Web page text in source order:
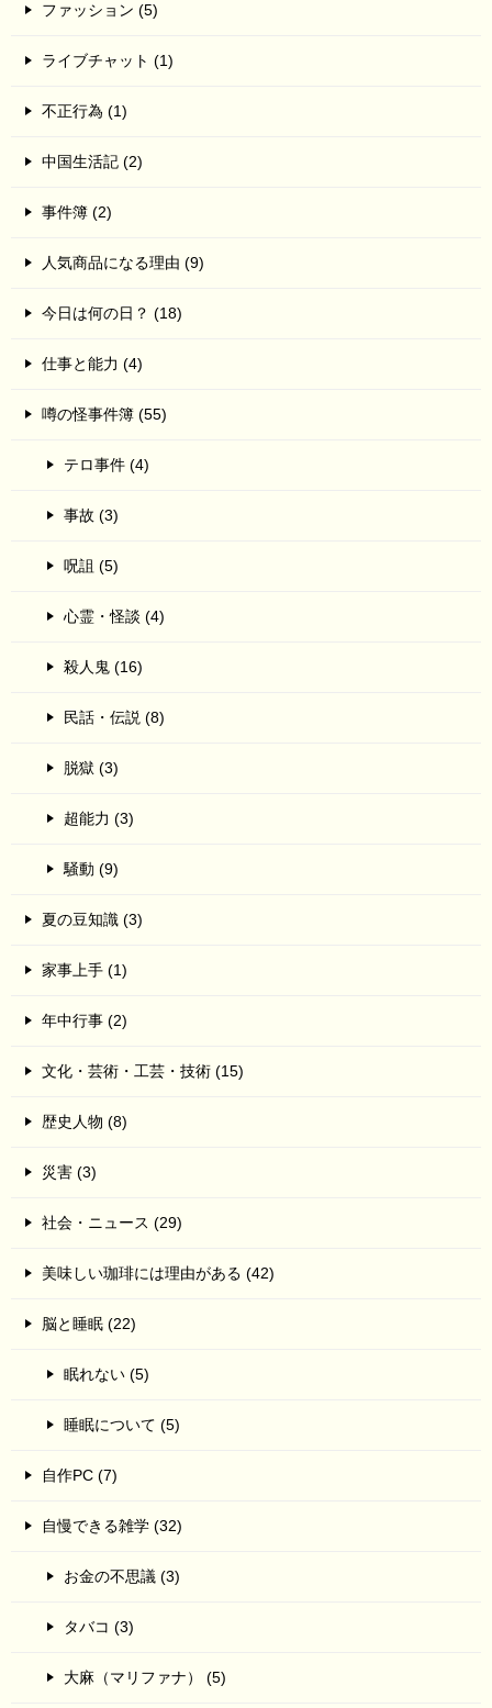
ファッション (5)
ライブチャット (1)
不正行為 (1)
中国生活記 (2)
事件簿 (2)
人気商品になる理由 (9)
今日は何の日？ (18)
仕事と能力 (4)
噂の怪事件簿 (55)
テロ事件 (4)
事故 (3)
呪詛 (5)
心霊・怪談 (4)
殺人鬼 (16)
民話・伝説 (8)
脱獄 (3)
超能力 (3)
騒動 (9)
夏の豆知識 (3)
家事上手 (1)
年中行事 (2)
文化・芸術・工芸・技術 (15)
歴史人物 (8)
災害 (3)
社会・ニュース (29)
美味しい珈琲には理由がある (42)
脳と睡眠 (22)
眠れない (5)
睡眠について (5)
自作PC (7)
自慢できる雑学 (32)
お金の不思議 (3)
タバコ (3)
大麻（マリファナ） (5)